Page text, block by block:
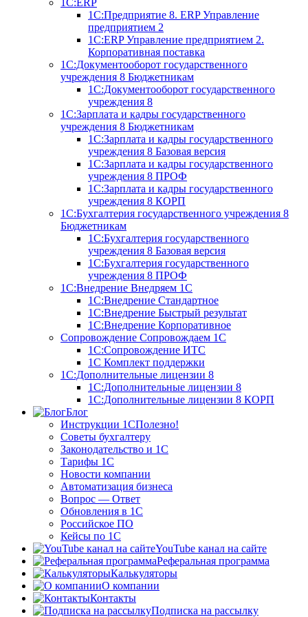
1С:ERP
1С:Предприятие 8. ERP Управление
предприятием 2
1С:ERP Управление предприятием 2.
Корпоративная поставка
1С:Документооборот государственного
учреждения 8 Бюджетникам
1С:Документооборот государственного
учреждения 8
1С:Зарплата и кадры государственного
учреждения 8 Бюджетникам
1С:Зарплата и кадры государственного
учреждения 8 Базовая версия
1С:Зарплата и кадры государственного
учреждения 8 ПРОФ
1С:Зарплата и кадры государственного
учреждения 8 КОРП
1С:Бухгалтерия государственного учреждения 8
Бюджетникам
1С:Бухгалтерия государственного
учреждения 8 Базовая версия
1С:Бухгалтерия государственного
учреждения 8 ПРОФ
1С:Внедрение Внедряем 1С
1С:Внедрение Стандартное
1С:Внедрение Быстрый результат
1С:Внедрение Корпоративное
Сопровождение Сопровождаем 1С
1С:Сопровождение ИТС
1С Комплект поддержки
1С:Дополнительные лицензии 8
1С:Дополнительные лицензии 8
1С:Дополнительные лицензии 8 КОРП
Блог
Инструкции 1СПолезно!
Советы бухгалтеру
Законодательство и 1С
Тарифы 1С
Новости компании
Автоматизация бизнеса
Вопрос — Ответ
Обновления в 1С
Российское ПО
Кейсы по 1С
YouTube канал на сайте
Реферальная программа
Калькуляторы
О компании
Контакты
Подписка на рассылку